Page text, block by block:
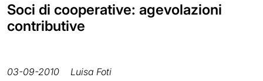
Soci di cooperative: agevolazioni
contributive
03-09-2010 Luisa Foti